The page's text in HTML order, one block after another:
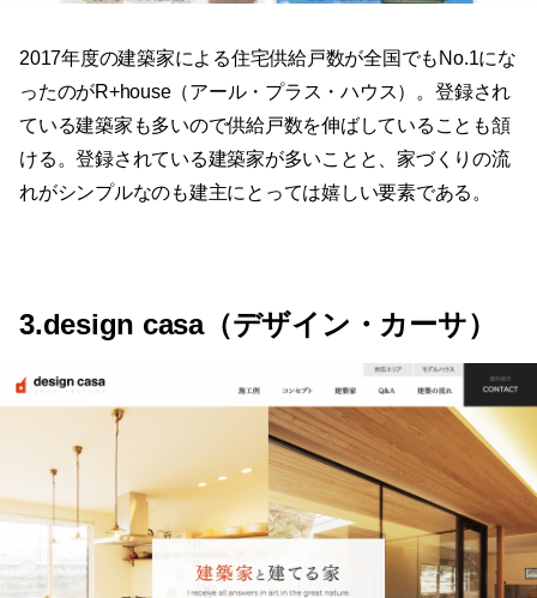
2017年度の建築家による住宅供給戸数が全国でもNo.1にな
ったのがR+house（アール・プラス・ハウス）。登録され
ている建築家も多いので供給戸数を伸ばしていることも頷
ける。登録されている建築家が多いことと、家づくりの流
れがシンプルなのも建主にとっては嬉しい要素である。
3.design casa（デザイン・カーサ）